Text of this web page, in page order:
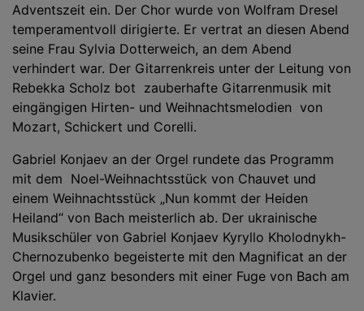
Adventszeit ein. Der Chor wurde von Wolfram Dresel
temperamentvoll dirigierte. Er vertrat an diesen Abend
seine Frau Sylvia Dotterweich, an dem Abend
verhindert war. Der Gitarrenkreis unter der Leitung von
Rebekka Scholz bot zauberhafte Gitarrenmusik mit
eingängigen Hirten- und Weihnachtsmelodien von
Mozart, Schickert und Corelli.
Gabriel Konjaev an der Orgel rundete das Programm
mit dem Noel-Weihnachtsstück von Chauvet und
einem Weihnachtsstück „Nun kommt der Heiden
Heiland“ von Bach meisterlich ab. Der ukrainische
Musikschüler von Gabriel Konjaev Kyryllo Kholodnykh-
Chernozubenko begeisterte mit den Magnificat an der
Orgel und ganz besonders mit einer Fuge von Bach am
Klavier.